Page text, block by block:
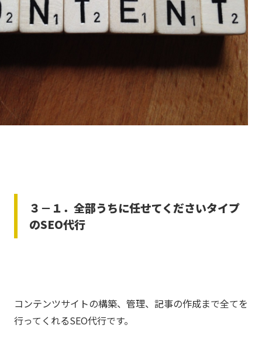
３－１．全部うちに任せてくださいタイプ
のSEO代行
コンテンツサイトの構築、管理、記事の作成まで全てを
行ってくれるSEO代行です。